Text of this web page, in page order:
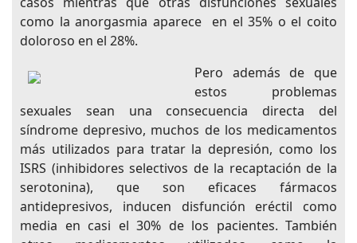
como la anorgasmia aparece en el 35% o el coito
doloroso en el 28%.
Pero además de que
estos problemas
sexuales sean una consecuencia directa del
síndrome depresivo, muchos de los medicamentos
más utilizados para tratar la depresión, como los
ISRS (inhibidores selectivos de la recaptación de la
serotonina), que son eficaces fármacos
antidepresivos, inducen disfunción eréctil como
media en casi el 30% de los pacientes. También